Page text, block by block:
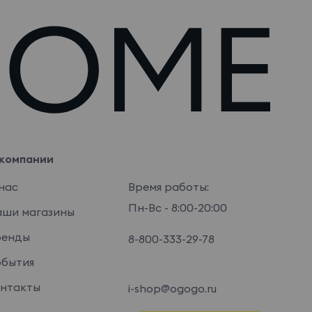
магазины
Время работы:
Пн-Вс - 8:00-20:00
8-800-333-29-78
i-shop@ogogo.ru